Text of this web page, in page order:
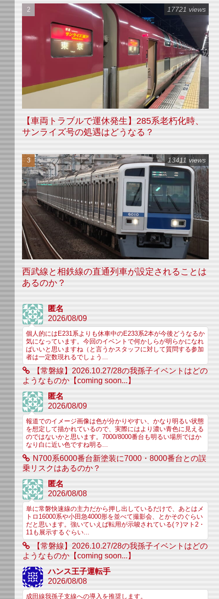
【車両トラブルで運休発生】285系老朽化時、
サンライズ号の処遇はどうなる？
17721 views
西武線と相鉄線の直通列車が設定されることは
あるのか？
13411 views
匿名
2026/08/09
個人的にはE231系よりも休車中のE233系2本が今後どうなるか
気になっています。今回のイベントで何かしらが明らかになれ
ばいいと思いますね（と言うかスタッフに対して質問する参加
者は一定数現れるでしょう...
【常磐線】2026.10.27/28の我孫子イベントはどの
ようなものか【coming soon...】
匿名
2026/08/09
報道でのイメージ画像は色が分かりやすい、かなり明るい状態
を想定して描かれているので、実際にはより濃い青色に見える
のではないかと思います。7000/8000番台も明るい場所ではか
なり白に近い色ですね明る...
N700系6000番台新塗装に7000・8000番台との誤
乗リスクはあるのか？
匿名
2026/08/08
単に常磐快速線の主力だから押し出しているだけで、あとはメ
トロ16000系や小田急4000形を並べて撮影会、とかそのぐらい
だと思います。強いていえば転用が示唆されている(？)マト2・
11も展示するぐらい...
【常磐線】2026.10.27/28の我孫子イベントはどの
ようなものか【coming soon...】
ハンス王子運転手
2026/08/08
成田線我孫子支線への導入を推奨します。